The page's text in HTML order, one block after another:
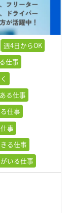
週4日からOK
仕事
る仕事
仕事
事
る仕事
いる仕事